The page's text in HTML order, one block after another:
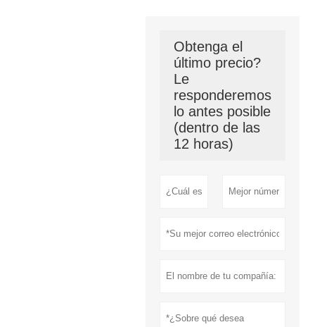
Obtenga el
último precio?
Le
responderemos
lo antes posible
(dentro de las
12 horas)